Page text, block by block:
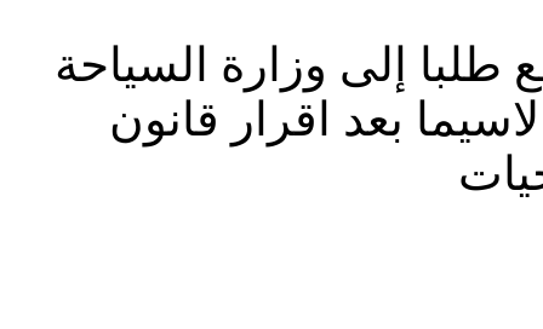
طلبا إلى وزارة السياحة
بعد اقرار قانون